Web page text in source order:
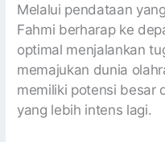
Melalui pendataan
Fahmi berharap ke
optimal menjalankan
memajukan dunia
memiliki potensi besar
yang lebih intens lagi.